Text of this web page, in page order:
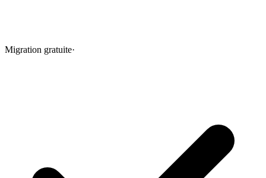
Migration gratuite·